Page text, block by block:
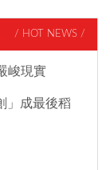
/ HOT NEWS /
峻現實
」成最後稻